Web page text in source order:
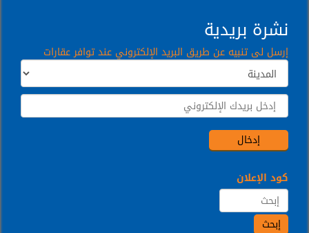
نشرة بريدية
إرسل لى تنبيه عن طريق البريد الإلكتروني عند توافر عقارات
كود الإعلان